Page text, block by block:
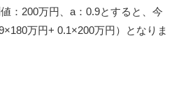
：200万円、a：0.9とすると、今
万円+ 0.1×200万円）となりま